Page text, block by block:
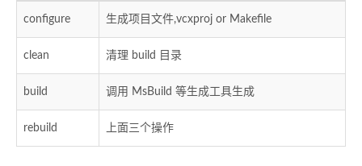
configure 生成项目文件,vcxproj or Makefile
clean 清理 build 目录
build 调用 MsBuild 等生成工具生成
rebuild 上面三个操作